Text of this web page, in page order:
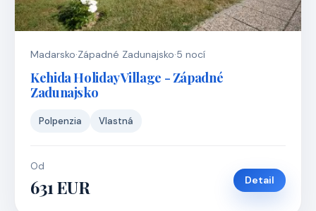
Madarsko·Západné Zadunajsko·5 nocí
Kehida Holiday Village - Západné
Zadunajsko
Polpenzia Vlastná
Od
631 EUR Detail